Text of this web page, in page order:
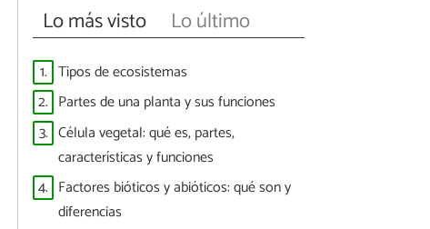
Lo más visto Lo último
1. Tipos de ecosistemas
2. Partes de una planta y sus funciones
3. Célula vegetal: qué es, partes,
características y funciones
4. Factores bióticos y abióticos: qué son y
diferencias